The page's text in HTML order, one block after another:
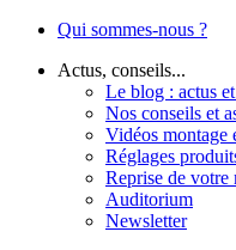
Qui sommes-nous ?
Actus, conseils...
Le blog : actus
Nos conseils et
Vidéos montage
Réglages
Reprise de votre
Auditorium
Newsletter